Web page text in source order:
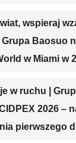
wspieraj
Baosuo
w Miami w
w ruchu |
2026 –
pierwszego